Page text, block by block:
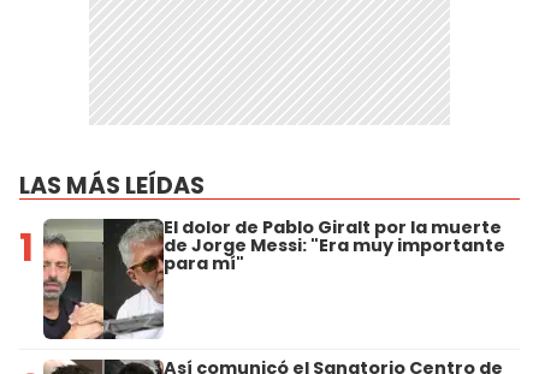
LAS MÁS LEÍDAS
1 El dolor de Pablo Giralt por la muerte
de Jorge Messi: "Era muy importante
para mí"
Así comunicó el Sanatorio Centro de